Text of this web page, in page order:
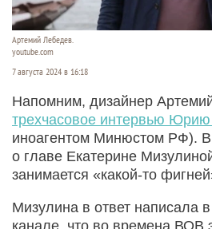
Артемий Лебедев.
youtube.com
7 августа 2024 в 16:18
Напомним, дизайнер
трехчасовое интервью
иноагентом Минюстом РФ).
о главе Екатерине
занимается «какой-то
Мизулина в ответ написала
канале, что во времена ВОВ